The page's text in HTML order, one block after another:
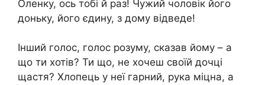
Оленку, ось тобі й раз! Чужий чоловік його
доньку, його єдину, з дому відведе!
Інший голос, голос розуму, сказав йому – а
що ти хотів? Ти що, не хочеш своїй дочці
щастя? Хлопець у неї гарний, рука міцна, а